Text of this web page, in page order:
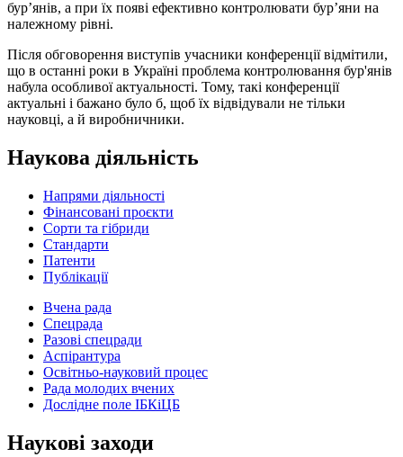
бур’янів, а при їх появі ефективно контролювати бур’яни на
належному рівні.
Після обговорення виступів учасники конференції відмітили,
що в останні роки в Україні проблема контролювання бур'янів
набула особливої актуальності. Тому, такі конференції
актуальні і бажано було б, щоб їх відвідували не тільки
науковці, а й виробничники.
Наукова діяльність
Напрями діяльності
Фінансовані проєкти
Сорти та гібриди
Стандарти
Патенти
Публікації
Вчена рада
Спецрада
Разові спецради
Аспірантура
Освітньо-науковий процес
Рада молодих вчених
Дослідне поле ІБКіЦБ
Наукові заходи